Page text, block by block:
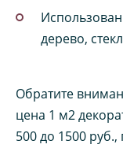
дерево,
Обратите
цена 1 м2
500 до 1500